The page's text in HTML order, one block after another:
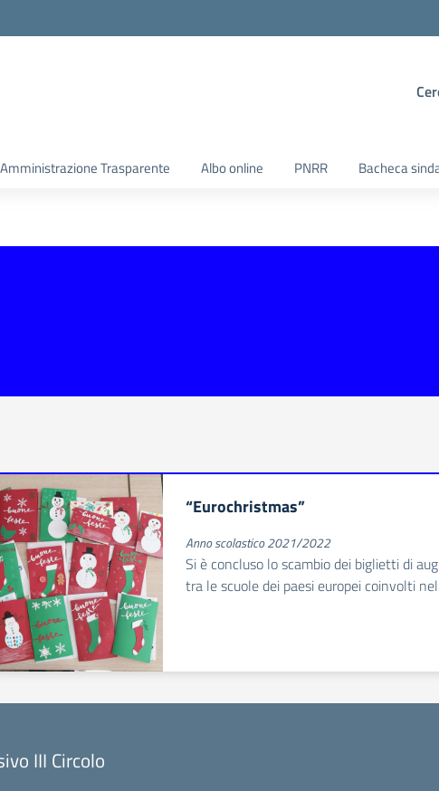
Amministrazione Trasparente Albo online PNRR Bacheca
“Eurochristmas”
Anno scolastico 2021/2022
Si è concluso lo scambio dei biglietti di
tra le scuole dei paesi europei coinvolti
III Circolo